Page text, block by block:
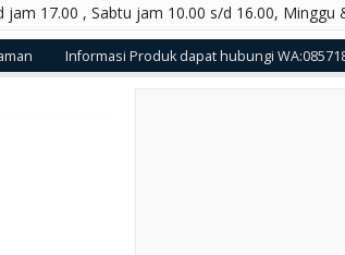
jam 17.00 , Sabtu jam 10.00 s/d 16.00, Minggu
Informasi Produk dapat hubungi